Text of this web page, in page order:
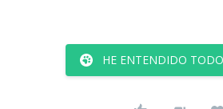
HE ENTENDIDO